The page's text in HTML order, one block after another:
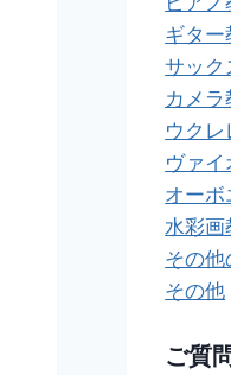
ギター
サック
カメラ
ウク
ヴァ
オーボ
水彩画
その他
その他
ご質